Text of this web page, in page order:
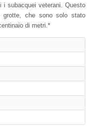
subacquei veterani. Questo
grotte, che sono solo stato
di metri.*